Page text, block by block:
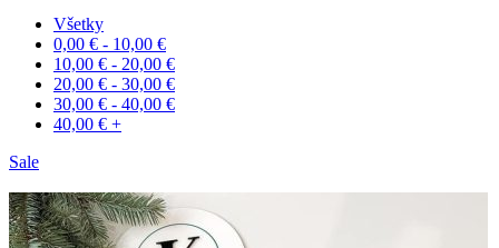
Všetky
0,00 € - 10,00 €
10,00 € - 20,00 €
20,00 € - 30,00 €
30,00 € - 40,00 €
40,00 € +
Sale